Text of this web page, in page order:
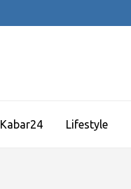
Kabar24 Lifestyle